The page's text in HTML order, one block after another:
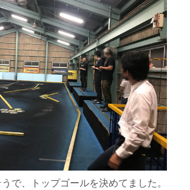
で、トップゴールを決めてました。